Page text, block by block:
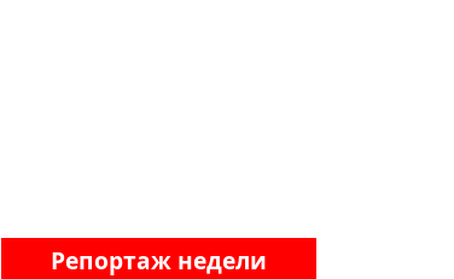
Репортаж недели